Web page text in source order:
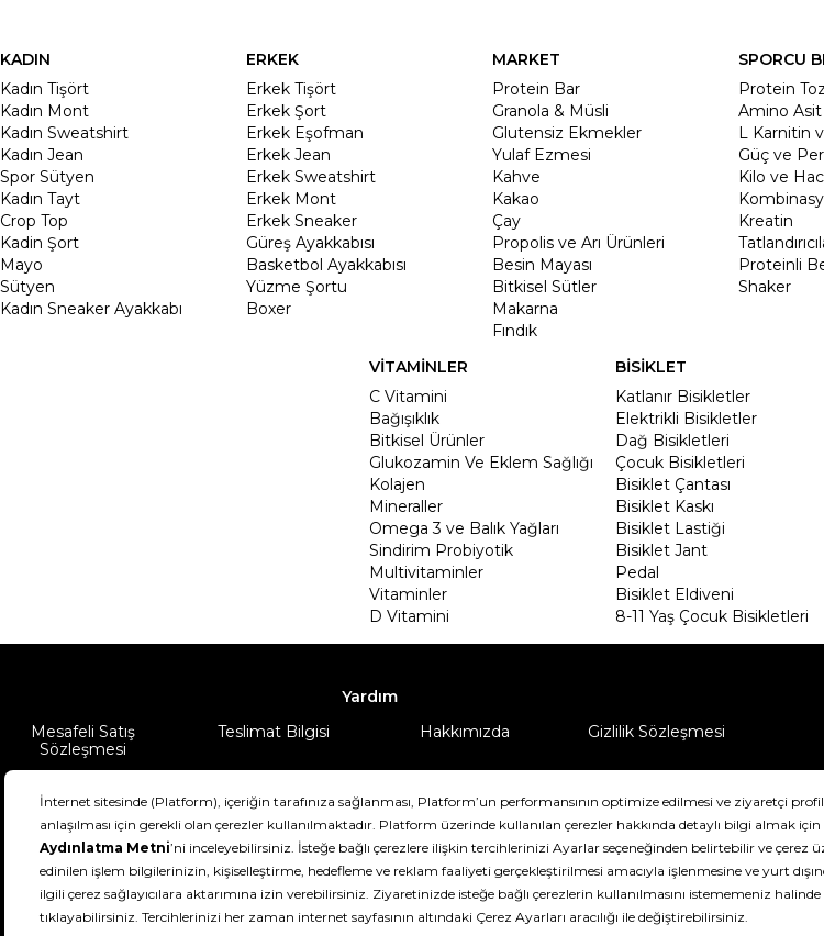
KADIN
Kadın Tişört
Kadın Mont
Kadın Sweatshirt
Kadın Jean
Spor Sütyen
Kadın Tayt
Crop Top
Kadin Şort
Mayo
Sütyen
Kadın Sneaker Ayakkabı
ERKEK
Erkek Tişört
Erkek Şort
Erkek Eşofman
Erkek Jean
Erkek Sweatshirt
Erkek Mont
Erkek Sneaker
Güreş Ayakkabısı
Basketbol Ayakkabısı
Yüzme Şortu
Boxer
MARKET
Protein Bar
Granola & Müsli
Glutensiz Ekmekler
Yulaf Ezmesi
Kahve
Kakao
Çay
Propolis ve Arı Ürünleri
Besin Mayası
Bitkisel Sütler
Makarna
Fındık
SPORCU
Protein
Amino Asit
L Karnitin
Güç ve
Kilo ve
Kreatin
Proteinli
Shaker
VİTAMİNLER
C Vitamini
Bağışıklık
Bitkisel Ürünler
Glukozamin Ve Eklem Sağlığı
Kolajen
Mineraller
Omega 3 ve Balık Yağları
Sindirim Probiyotik
Multivitaminler
Vitaminler
D Vitamini
BİSİKLET
Katlanır Bisikletler
Elektrikli Bisikletler
Dağ Bisikletleri
Çocuk Bisikletleri
Bisiklet Çantası
Bisiklet Kaskı
Bisiklet Lastiği
Bisiklet Jant
Pedal
Bisiklet Eldiveni
8-11 Yaş Çocuk Bisikletleri
Yardım
Mesafeli Satış
Sözleşmesi
Teslimat Bilgisi Hakkımızda Gizlilik Sözleşmesi
DeFactoFIT ©️ 2022-2026. Tüm hakları saklıdır.